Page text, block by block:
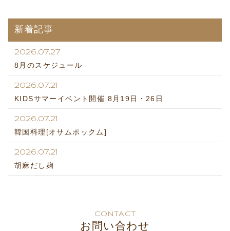
新着記事
2026.07.27
8月のスケジュール
2026.07.21
KIDSサマーイベント開催 8月19日・26日
2026.07.21
韓国料理[オサムポックム]
2026.07.21
胡麻だし麹
CONTACT
お問い合わせ